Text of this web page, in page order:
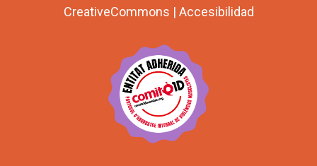
CreativeCommons | Accesibilidad